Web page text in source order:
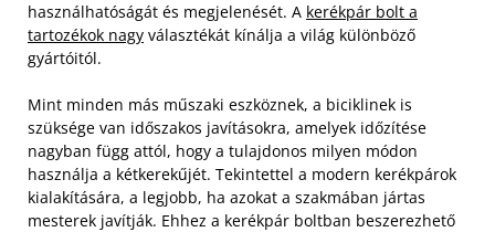
használhatóságát és megjelenését. A kerékpár bolt a
tartozékok nagy választékát kínálja a világ különböző
gyártóitól.
Mint minden más műszaki eszköznek, a biciklinek is
szüksége van időszakos javításokra, amelyek időzítése
nagyban függ attól, hogy a tulajdonos milyen módon
használja a kétkerekűjét. Tekintettel a modern kerékpárok
kialakítására, a legjobb, ha azokat a szakmában jártas
mesterek javítják. Ehhez a kerékpár boltban beszerezhető